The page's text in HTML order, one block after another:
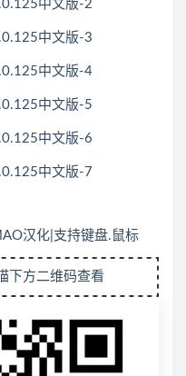
汉化|支持键盘.鼠标
下方二维码查看